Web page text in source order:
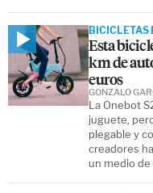
BICICLETAS
Esta
km de
euros
La Onebot
juguete,
plegable y
creadores
un medio de
GONZALO